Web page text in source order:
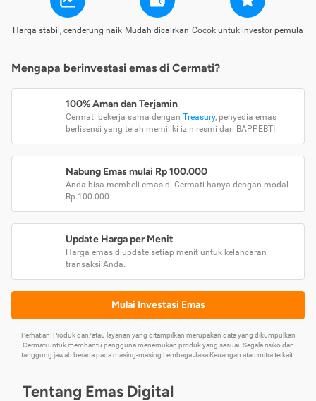
Harga stabil, cenderung naik Mudah dicairkan Cocok untuk investor pemula
Mengapa berinvestasi emas di Cermati?
100% Aman dan Terjamin
Cermati bekerja sama dengan Treasury, penyedia emas
berlisensi yang telah memiliki izin resmi dari BAPPEBTI.
Nabung Emas mulai Rp 100.000
Anda bisa membeli emas di Cermati hanya dengan modal
Rp 100.000
Update Harga per Menit
Harga emas diupdate setiap menit untuk kelancaran
transaksi Anda.
Mulai Investasi Emas
Perhatian: Produk dan/atau layanan yang ditampilkan merupakan data yang dikumpulkan
Cermati untuk membantu pengguna menemukan produk yang sesuai. Segala risiko dan
tanggung jawab berada pada masing-masing Lembaga Jasa Keuangan atau mitra terkait.
Tentang Emas Digital